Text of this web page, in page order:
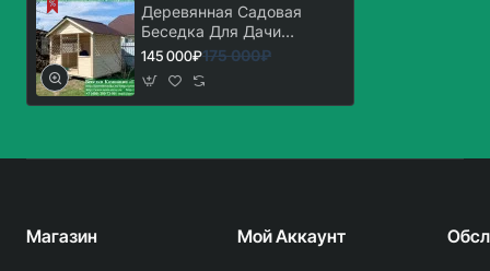
Деревянная Садовая
Беседка Для Дачи
'Домик 3х3'
145 000₽175 000₽
Магазин Мой Аккаунт